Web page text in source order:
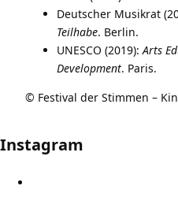
Deutscher Musikrat
Teilhabe. Berlin.
UNESCO (2019):Arts
Development. Paris.
© Festival der Stimmen –
Instagram